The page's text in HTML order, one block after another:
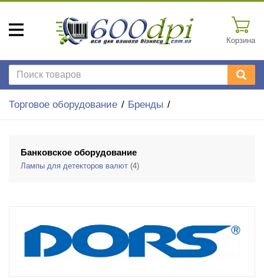
Корзина
Торговое оборудование Бренды
Банковское оборудование
Лампы для детекторов валют (4)